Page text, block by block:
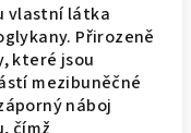
vlastní látka
Přirozeně
které jsou
mezibuněčné
náboj